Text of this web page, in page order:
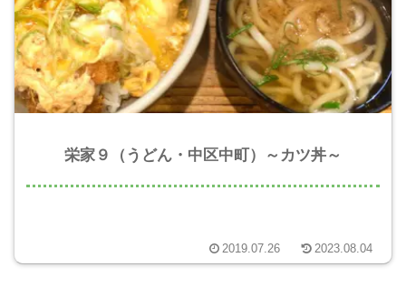
栄家９（うどん・中区中町）～カツ丼～
2019.07.26 2023.08.04